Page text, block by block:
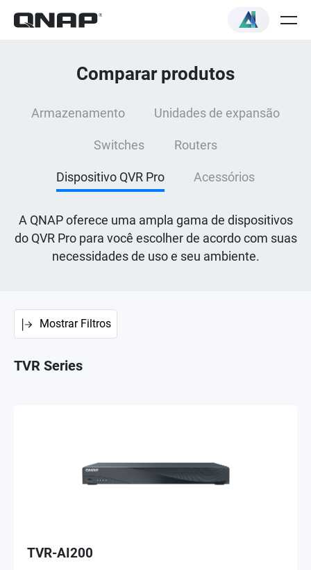
Comparar produtos
Armazenamento Unidades de expansão
Switches Routers
Dispositivo QVR Pro Acessórios
A QNAP oferece uma ampla gama de dispositivos
do QVR Pro para você escolher de acordo com suas
necessidades de uso e seu ambiente.
Mostrar Filtros
TVR Series
TVR-AI200